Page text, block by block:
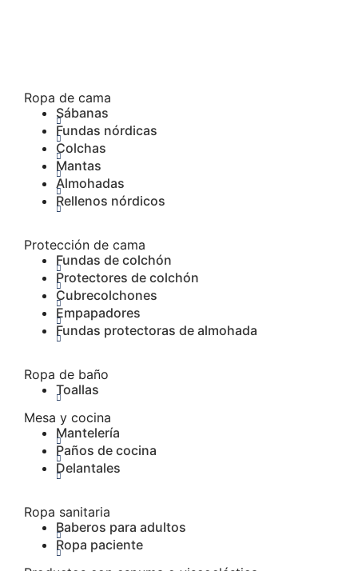
Ropa de cama
Sábanas
Fundas nórdicas
Colchas
Mantas
Almohadas
Rellenos nórdicos
Protección de cama
Fundas de colchón
Protectores de colchón
Cubrecolchones
Empapadores
Fundas protectoras de almohada
Ropa de baño
Toallas
Mesa y cocina
Mantelería
Paños de cocina
Delantales
Ropa sanitaria
Baberos para adultos
Ropa paciente